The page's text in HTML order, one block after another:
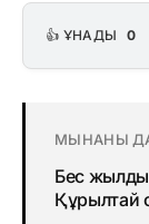
👍 ҰНАДЫ 0
МЫНАНЫ ДА
Бес
Құрылтай